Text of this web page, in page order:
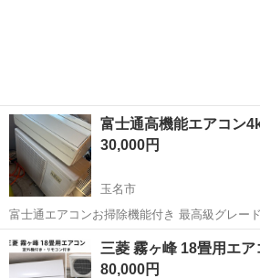
富士通高機能エアコン
30,000円
玉名市
富士通エアコンお掃除機能付き 最高級グレー
ポンプダウンにて取り外して頂きました 配管
有りません フィルター掃除だけしましたので
取り希望です玉...
熊本 玉名市 季節、空調家電 ポンプ
三菱 霧ヶ峰 18畳用エア
80,000円